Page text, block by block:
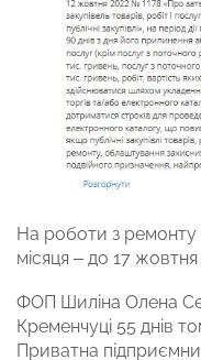
На роботи з ремонту
місяця – до 17
ФОП Шиліна Олена
Кременчуці 55 днів
Приватна